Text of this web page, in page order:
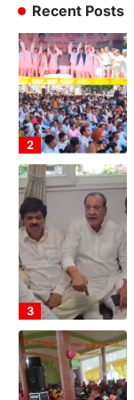
Recent Posts
2
3